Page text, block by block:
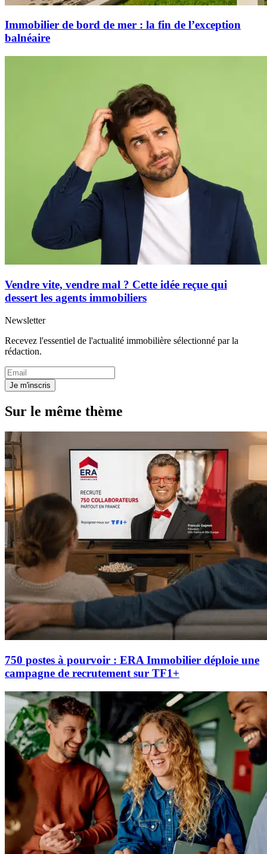
Immobilier de bord de mer : la fin de l’exception
balnéaire
Vendre vite, vendre mal ? Cette idée reçue qui
dessert les agents immobiliers
Newsletter
Recevez l'essentiel de l'actualité immobilière sélectionné par la
rédaction.
Je m'inscris
Sur le même thème
750 postes à pourvoir : ERA Immobilier déploie une
campagne de recrutement sur TF1+